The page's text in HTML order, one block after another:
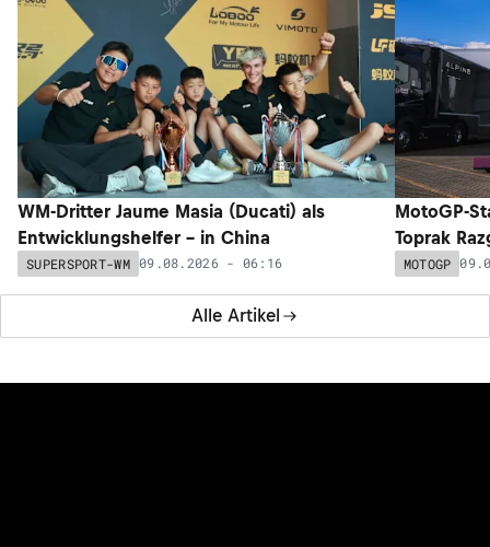
Alle Artikel
WM-Dritter Jaume Masia (Ducati) als
Entwicklungshelfer – in China
SUPERSPORT-WM 09.08.2026 - 06:16
MotoGP-
Toprak
MOTOGP